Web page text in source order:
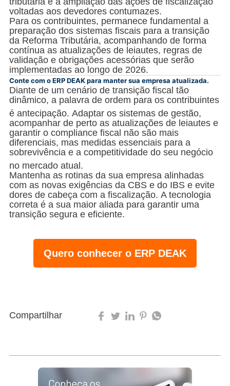
voltadas aos devedores contumazes.
Para os contribuintes, permanece fundamental a
preparação dos sistemas fiscais para a transição
da Reforma Tributária, acompanhando de forma
contínua as atualizações de leiautes, regras de
validação e obrigações acessórias que serão
implementadas ao longo de 2026.
Conte com o ERP DEAK para manter sua empresa atualizada.
Diante de um cenário de transição fiscal tão
dinâmico, a palavra de ordem para os contribuintes
é antecipação. Adaptar os sistemas de gestão,
acompanhar de perto as atualizações de leiautes e
garantir o compliance fiscal não são mais
diferenciais, mas medidas essenciais para a
sobrevivência e a competitividade do seu negócio
no mercado atual.
Mantenha as rotinas da sua empresa alinhadas
com as novas exigências da CBS e do IBS e evite
dores de cabeça com a fiscalização. A tecnologia
correta é a sua maior aliada para garantir uma
transição segura e eficiente.
Quero conhecer o ERP DEAK
Compartilhar